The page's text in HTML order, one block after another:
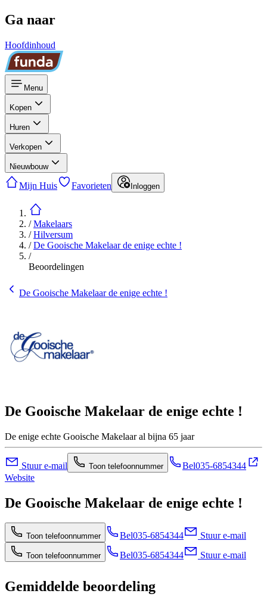
Ga naar
Hoofdinhoud
Menu
Kopen
Huren
Verkopen
Nieuwbouw
Mijn Huis Favorieten Inloggen
/Makelaars
/Hilversum
/De Gooische Makelaar de enige echte !
/
Beoordelingen
De Gooische Makelaar de enige echte !
De Gooische Makelaar de enige echte !
De enige echte Gooische Makelaar al bijna 65 jaar
Stuur e-mail Toon telefoonnummer Bel035-6854344
Website
De Gooische Makelaar de enige echte !
Toon telefoonnummer Bel035-6854344 Stuur e-mail
Toon telefoonnummer Bel035-6854344 Stuur e-mail
Gemiddelde beoordeling